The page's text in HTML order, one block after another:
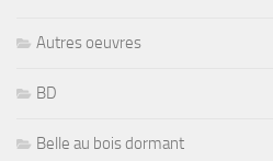
Autres oeuvres
BD
Belle au bois dormant